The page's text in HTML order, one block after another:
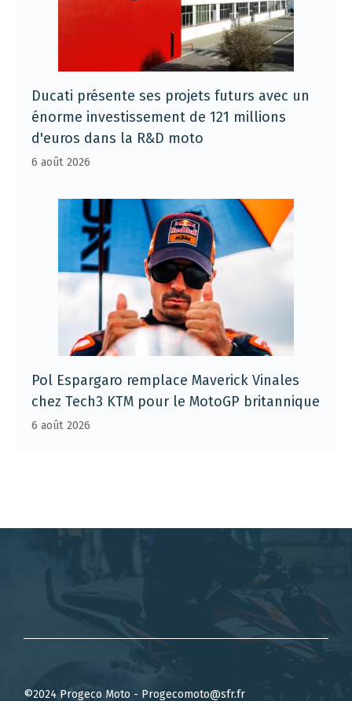
Ducati présente ses projets futurs avec un
énorme investissement de 121 millions
d'euros dans la R&D moto
6 août 2026
Pol Espargaro remplace Maverick Vinales
chez Tech3 KTM pour le MotoGP britannique
6 août 2026
©2024 Progeco Moto - Progecomoto@sfr.fr